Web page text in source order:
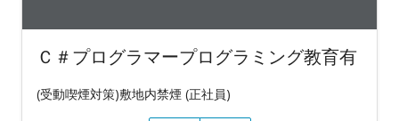
Ｃ＃プログラマープログラミング教育有
(受動喫煙対策)敷地内禁煙 (正社員)